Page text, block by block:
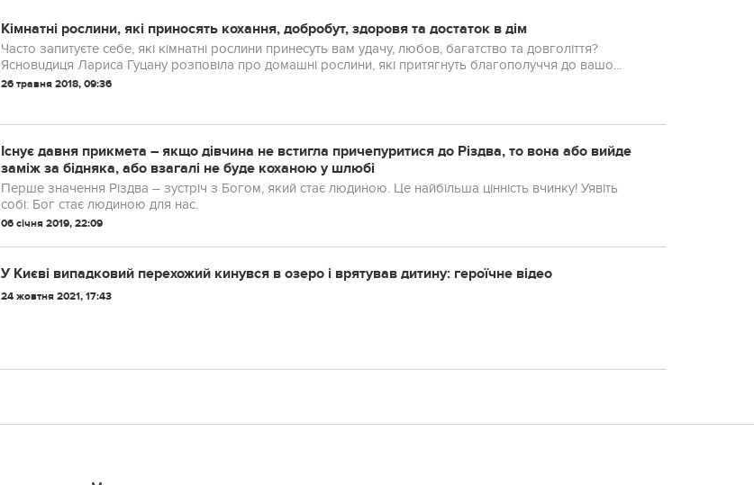
Кімнатні рослини, які приносять кохання, добробут, здоровя та достаток в дім
Часто запитуєте себе, які кімнатні рослини принесуть вам удачу, любов, багатство та довголіття?
Яснoвuдиця Лариса Гуцану розповіла про домашні рослини, які притягнуть благополуччя до вашо...
26 травня 2018, 09:36
Існує давня прикмета – якщо дівчина не встигла причепуритися до Різдва, то вона або вийде
заміж за бідняка, або взагалі не буде коханою у шлюбі
Перше значення Різдва – зустріч з Богом, який стає людиною. Це найбільша цінність вчинку! Уявіть
собі: Бог стає людиною для нас.
06 січня 2019, 22:09
У Києві випадковий перехожий кинувся в озеро і врятував дитину: героїчне відео
24 жовтня 2021, 17:43